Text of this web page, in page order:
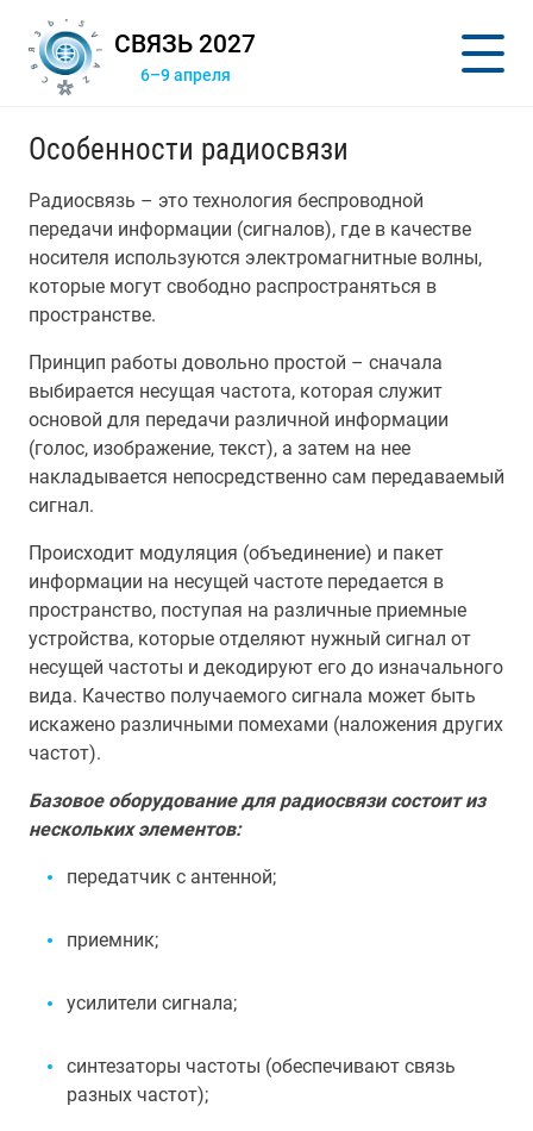
СВЯЗЬ 2027
6–9 апреля
Особенности радиосвязи
Радиосвязь – это технология беспроводной
передачи информации (сигналов), где в качестве
носителя используются электромагнитные волны,
которые могут свободно распространяться в
пространстве.
Принцип работы довольно простой – сначала
выбирается несущая частота, которая служит
основой для передачи различной информации
(голос, изображение, текст), а затем на нее
накладывается непосредственно сам передаваемый
сигнал.
Происходит модуляция (объединение) и пакет
информации на несущей частоте передается в
пространство, поступая на различные приемные
устройства, которые отделяют нужный сигнал от
несущей частоты и декодируют его до изначального
вида. Качество получаемого сигнала может быть
искажено различными помехами (наложения других
частот).
Базовое оборудование для радиосвязи состоит из
нескольких элементов:
передатчик с антенной;
приемник;
усилители сигнала;
синтезаторы частоты (обеспечивают связь
разных частот);